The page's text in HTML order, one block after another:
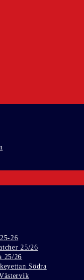
26
25/26
25/26
Södra